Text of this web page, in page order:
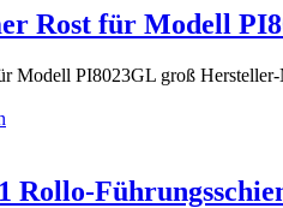
Rost für Modell
Modell PI8023GL groß
Rollo-